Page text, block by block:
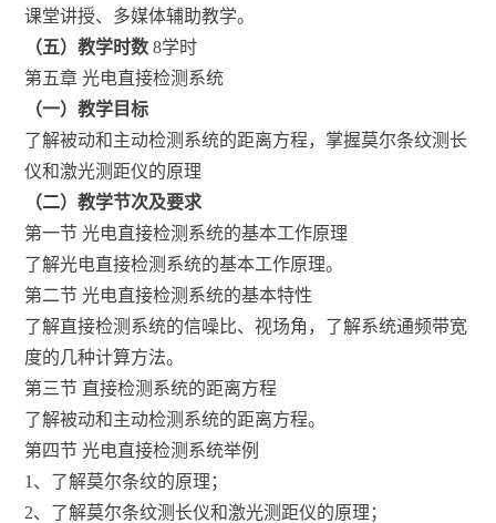
课堂讲授、多媒体辅助教学。
（五）教学时数8学时
第五章 光电直接检测系统
（一）教学目标
了解被动和主动检测系统的距离方程，掌握莫尔条纹测长
仪和激光测距仪的原理
（二）教学节次及要求
第一节 光电直接检测系统的基本工作原理
了解光电直接检测系统的基本工作原理。
第二节 光电直接检测系统的基本特性
了解直接检测系统的信噪比、视场角，了解系统通频带宽
度的几种计算方法。
第三节 直接检测系统的距离方程
了解被动和主动检测系统的距离方程。
第四节 光电直接检测系统举例
1、了解莫尔条纹的原理；
2、了解莫尔条纹测长仪和激光测距仪的原理；